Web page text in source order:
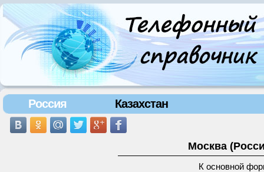
Россия Казахстан
Москва
К основной